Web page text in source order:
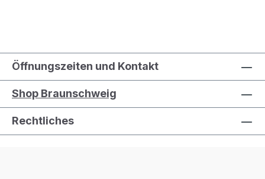
Öffnungszeiten und Kontakt
Shop Braunschweig
Rechtliches